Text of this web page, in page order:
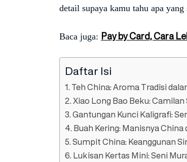
detail supaya kamu tahu apa
Baca juga: Pay by Card, Cara
Daftar Isi
1. Teh China: Aroma Tradisi
2. Xiao Long Bao Beku:
3. Gantungan Kunci Kaligrafi:
4. Buah Kering: Manisnya
5. Sumpit China: Keanggunan
6. Lukisan Kertas Mini: Seni